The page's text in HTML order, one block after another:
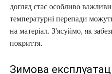
догляд стає особливо
температурні перепади
на матеріал. З'ясуймо, як
покриття.
Зимова